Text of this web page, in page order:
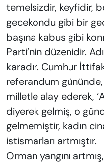
temelsizdir, keyfidir,
gecekondu gibi bir
başına kabus gibi
Parti’nin düzenidir.
karadır. Cumhur
referandum
milletle alay ederek,
diyerek gelmiş, o
gelmemiştir, kadın
istismarları artmıştır.
Orman yangını